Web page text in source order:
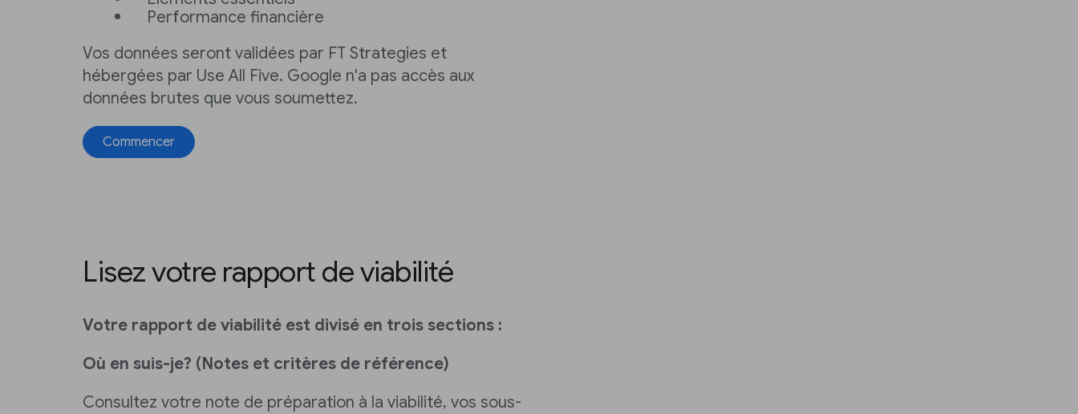
Performance financière
Vos données seront validées par FT Strategies et
hébergées par Use All Five. Google n'a pas accès aux
données brutes que vous soumettez.
Commencer
Lisez votre rapport de viabilité
Votre rapport de viabilité est divisé en trois sections :
Où en suis-je? (Notes et critères de référence)
Consultez votre note de préparation à la viabilité, vos sous-